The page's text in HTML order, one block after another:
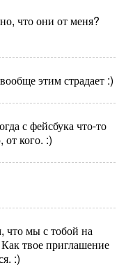
что они от меня?
этим страдает :)
с фейсбука что-то
от кого. :)
что мы с тобой на
твое приглашение
:)